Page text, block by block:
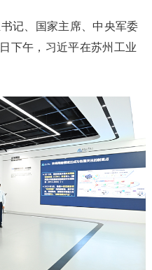
、国家主席、中央军委
下午，习近平在苏州工业